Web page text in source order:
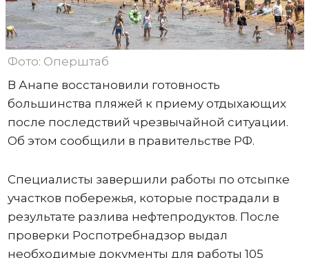
Фото: Оперштаб
В Анапе восстановили готовность
большинства пляжей к приему отдыхающих
после последствий чрезвычайной ситуации.
Об этом сообщили в правительстве РФ.
Специалисты завершили работы по отсыпке
участков побережья, которые пострадали в
результате разлива нефтепродуктов. После
проверки Роспотребнадзор выдал
необходимые документы для работы 105